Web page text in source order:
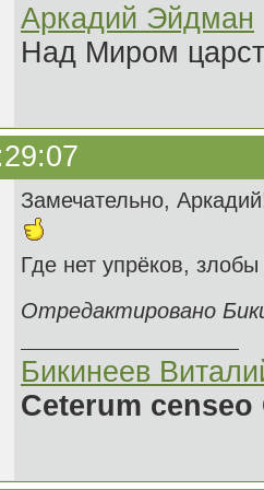
Аркадий Эйдман
Над Миром
Замечательно,
Где нет упрёков,
Отредактировано
Бикинеев
Ceterum